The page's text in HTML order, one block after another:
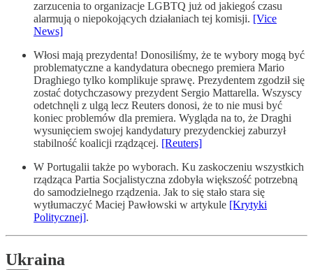
zarzucenia to organizacje LGBTQ już od jakiegoś czasu
alarmują o niepokojących działaniach tej komisji. [Vice
News]
Włosi mają prezydenta! Donosiliśmy, że te wybory mogą być
problematyczne a kandydatura obecnego premiera Mario
Draghiego tylko komplikuje sprawę. Prezydentem zgodził się
zostać dotychczasowy prezydent Sergio Mattarella. Wszyscy
odetchnęli z ulgą lecz Reuters donosi, że to nie musi być
koniec problemów dla premiera. Wygląda na to, że Draghi
wysunięciem swojej kandydatury prezydenckiej zaburzył
stabilność koalicji rządzącej. [Reuters]
W Portugalii także po wyborach. Ku zaskoczeniu wszystkich
rządząca Partia Socjalistyczna zdobyła większość potrzebną
do samodzielnego rządzenia. Jak to się stało stara się
wytłumaczyć Maciej Pawłowski w artykule [Krytyki
Politycznej].
Ukraina